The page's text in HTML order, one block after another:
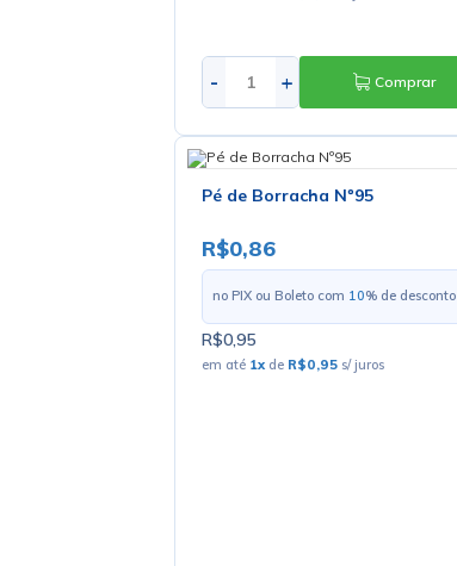
- + Comprar
Pé de Borracha Nº95
R$0,86
no PIX ou Boleto com 10% de desconto
R$0,95
em até 1xde R$0,95s/ juros